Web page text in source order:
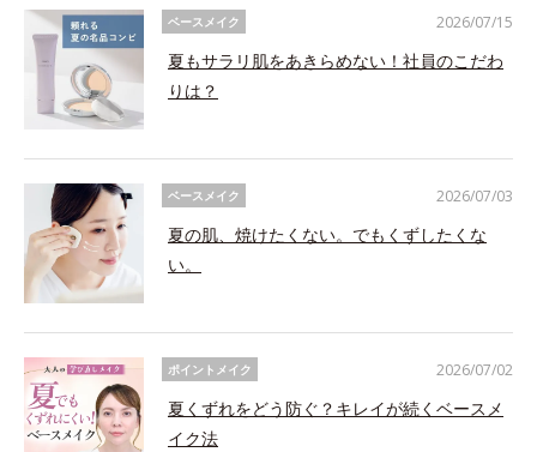
ベースメイク
夏もサラリ肌をあきらめない！社員のこだわ
りは？
2026/07/15
ベースメイク
夏の肌、焼けたくない。でもくずしたくな
い。
2026/07/03
ポイントメイク
夏くずれをどう防ぐ？キレイが続くベースメ
イク法
2026/07/02